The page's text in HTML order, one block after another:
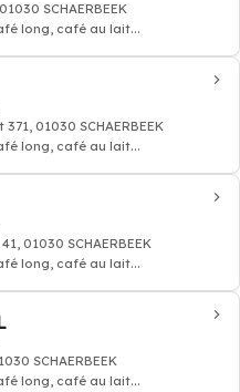
SCHAERBEEK
long, café au lait...
01030 SCHAERBEEK
long, café au lait...
01030 SCHAERBEEK
long, café au lait...
SCHAERBEEK
long, café au lait...